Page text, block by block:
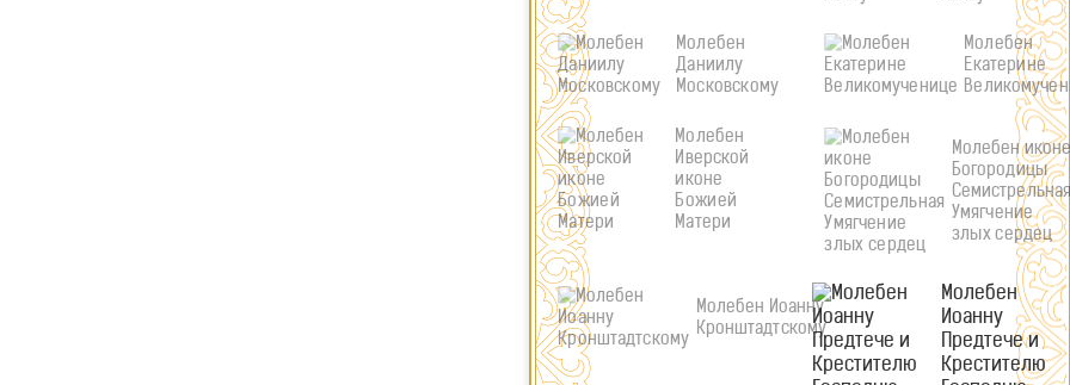
Молебен
Даниилу
Московскому
Молебен
Екатерине
Молебен
Иверской
иконе
Божией
Матери
Молебен
Богородицы
Умягчение
злых сердец
Молебен Иоанну
Кронштадтскому
Молебен
Иоанну
Предтече и
Крестителю